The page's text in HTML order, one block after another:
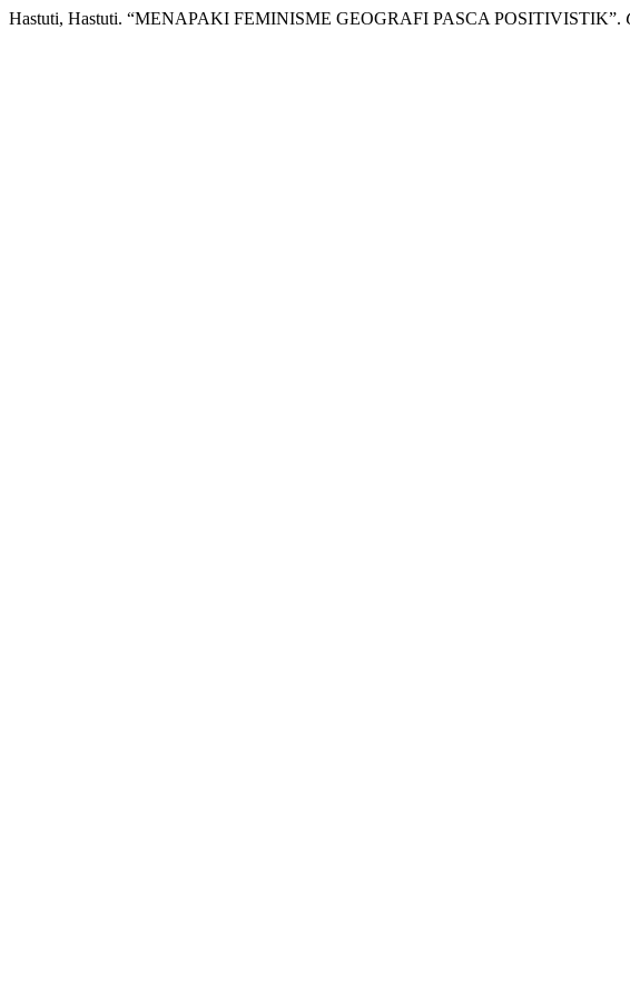
Hastuti, Hastuti. “MENAPAKI FEMINISME GEOGRAFI PASCA POSITIVISTIK”.